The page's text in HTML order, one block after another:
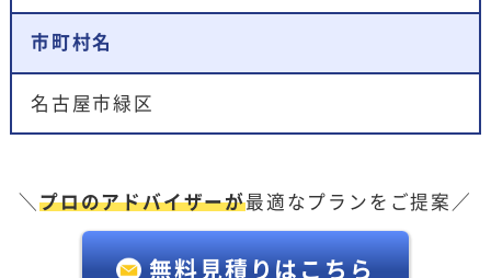
市町村名
名古屋市緑区
＼プロのアドバイザーが最適なプランをご提案／
無料見積りはこちら